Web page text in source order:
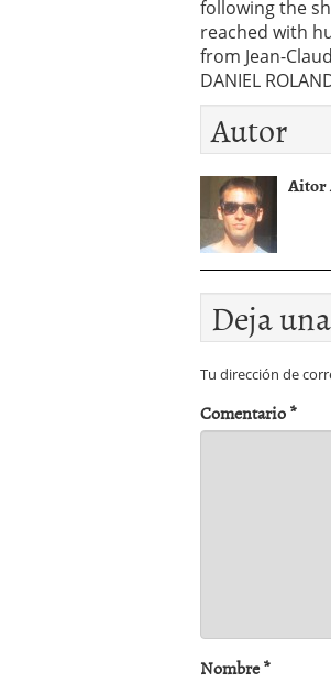
following the
reached with
from Jean-
DANIEL
Autor
Aitor
Deja
Tu dirección de
Comentario*
Nombre*